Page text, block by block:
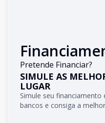
Pretende Financiar?
SIMULE AS
LUGAR
Simule seu
bancos e consiga a